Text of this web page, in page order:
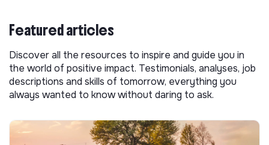
Featured articles
Discover all the resources to inspire and guide you in
the world of positive impact. Testimonials, analyses, job
descriptions and skills of tomorrow, everything you
always wanted to know without daring to ask.